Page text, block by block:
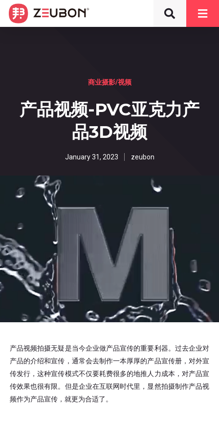
商业摄影/视频
产品视频-PVC亚克力产
品3D视频
January 31, 2023 zeubon
产品视频拍摄无疑是当今企业做产品宣传的重要利器。过去企业对
产品的介绍和宣传，通常会去制作一本厚厚的产品宣传册，对外宣
传发行，这种宣传模式不仅要耗费很多的地推人力成本，对产品宣
传效果也很有限。但是企业在互联网时代里，显然拍摄制作产品视
频作为产品宣传，就更为合适了。